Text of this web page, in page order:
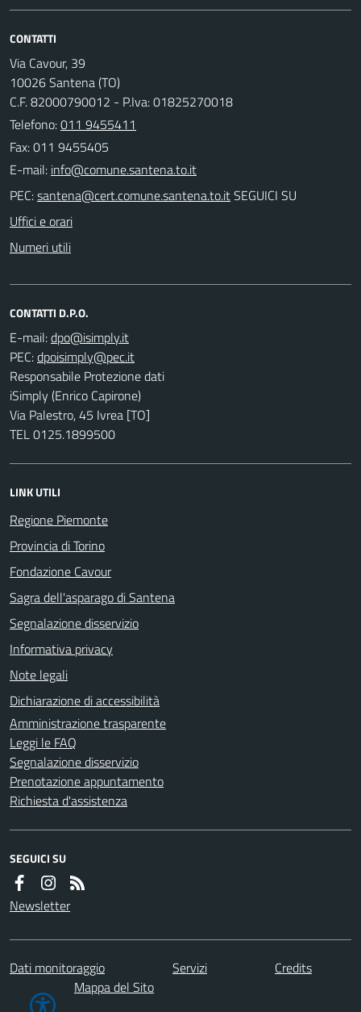
CONTATTI
Via Cavour, 39
10026 Santena (TO)
C.F. 82000790012 - P.Iva: 01825270018
Telefono:011 9455411
Fax: 011 9455405
E-mail:
PEC:
SEGUICI SU
Uffici e orari
Numeri utili
CONTATTI D.P.O.
E-mail:
PEC:
Responsabile Protezione dati
iSimply (Enrico Capirone)
Via Palestro, 45 Ivrea [TO]
TEL 0125.1899500
LINK UTILI
Regione Piemonte
Provincia di Torino
Fondazione Cavour
Sagra dell'asparago di Santena
Segnalazione disservizio
Informativa privacy
Note legali
Dichiarazione di accessibilità
Amministrazione trasparente
Leggi le FAQ
Segnalazione disservizio
Prenotazione appuntamento
Richiesta d'assistenza
SEGUICI SU
Newsletter
Dati monitoraggio Servizi
Credits
Mappa del Sito